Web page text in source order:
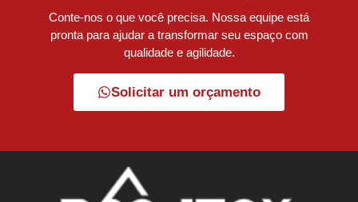
Conte-nos o que você precisa. Nossa equipe está
pronta para ajudar a transformar seu espaço com
qualidade e agilidade.
Solicitar um orçamento